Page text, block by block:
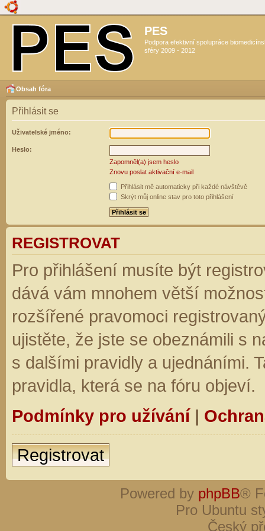
PES
Podpora efektivní spolupráce
sféry 2009 - 2012
Obsah fóra
Přihlásit se
Uživatelské jméno:
Heslo:
Zapomněl(a) jsem heslo
Znovu poslat aktivační e-mail
Přihlásit mě automaticky při každé návštěvě
Skrýt můj online stav pro toto přihlášení
REGISTROVAT
Pro přihlášení musíte být
dává vám mnohem větší
rozšířené pravomoci
ujistěte, že jste se obeznámili s
s dalšími pravidly a ujednáními.
pravidla, která se na fóru objeví.
Podmínky pro užívání|
Registrovat
Powered by phpBB®
Pro Ubuntu
Český